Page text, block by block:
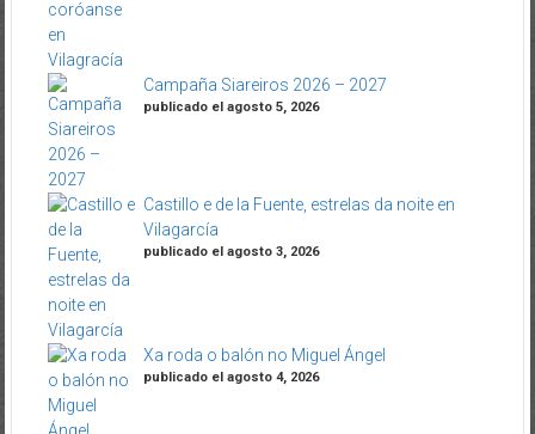
Campaña Siareiros 2026 – 2027
publicado el agosto 5, 2026
Castillo e de la Fuente, estrelas da noite en
Vilagarcía
publicado el agosto 3, 2026
Xa roda o balón no Miguel Ángel
publicado el agosto 4, 2026